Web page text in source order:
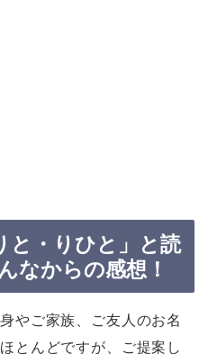
と・りひと」と読
なからの感想！
やご家族、ご友人のお名
とんどですが、ご提案し